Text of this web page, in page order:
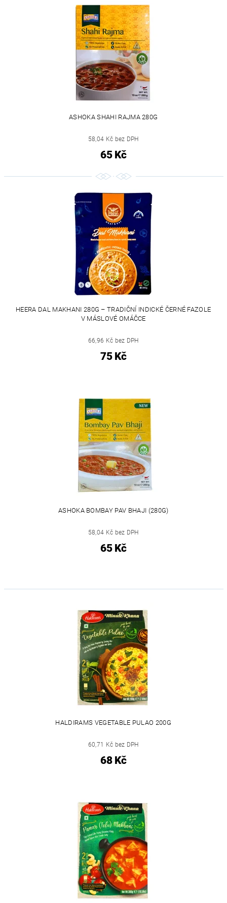
ASHOKA SHAHI RAJMA 280G
58,04 Kč bez DPH
65 Kč
HEERA DAL MAKHANI 280G – TRADIČNÍ INDICKÉ ČERNÉ FAZOLE
V MÁSLOVÉ OMÁČCE
66,96 Kč bez DPH
75 Kč
ASHOKA BOMBAY PAV BHAJI (280G)
58,04 Kč bez DPH
65 Kč
HALDIRAMS VEGETABLE PULAO 200G
60,71 Kč bez DPH
68 Kč